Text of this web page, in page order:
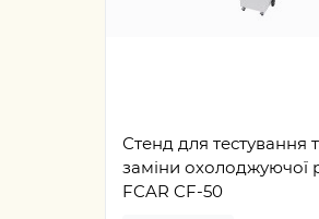
Стенд для тестування
заміни охолоджуючої
FCAR CF-50